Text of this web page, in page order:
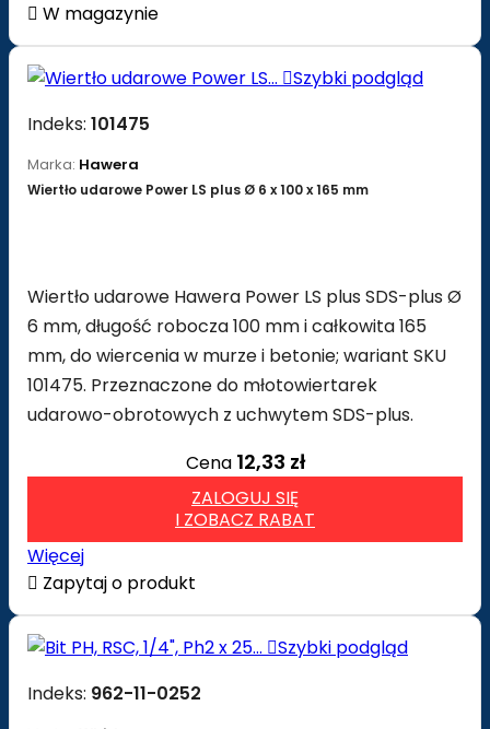
 W magazynie
Szybki podgląd
Indeks: 101475
Marka: Hawera
Wiertło udarowe Power LS plus Ø 6 x 100 x 165 mm
Wiertło udarowe Hawera Power LS plus SDS-plus Ø
6 mm, długość robocza 100 mm i całkowita 165
mm, do wiercenia w murze i betonie; wariant SKU
101475. Przeznaczone do młotowiertarek
udarowo-obrotowych z uchwytem SDS-plus.
Cena 12,33 zł
ZALOGUJ SIĘ
I ZOBACZ RABAT
Więcej
 Zapytaj o produkt
Szybki podgląd
Indeks: 962-11-0252